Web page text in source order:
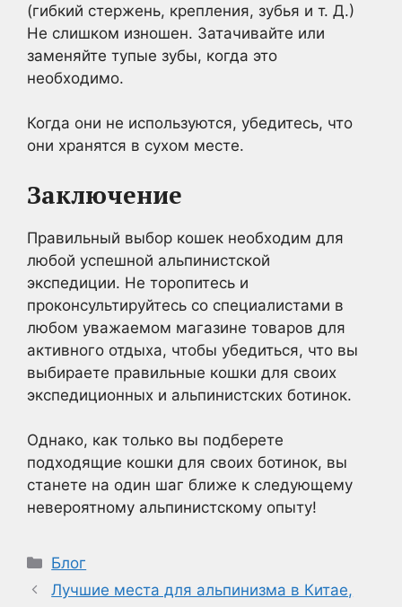
(гибкий стержень, крепления, зубья и т. Д.)
Не слишком изношен. Затачивайте или
заменяйте тупые зубы, когда это
необходимо.
Когда они не используются, убедитесь, что
они хранятся в сухом месте.
Заключение
Правильный выбор кошек необходим для
любой успешной альпинистской
экспедиции. Не торопитесь и
проконсультируйтесь со специалистами в
любом уважаемом магазине товаров для
активного отдыха, чтобы убедиться, что вы
выбираете правильные кошки для своих
экспедиционных и альпинистских ботинок.
Однако, как только вы подберете
подходящие кошки для своих ботинок, вы
станете на один шаг ближе к следующему
невероятному альпинистскому опыту!
Рубрики
Блог
Лучшие места для альпинизма в Китае,